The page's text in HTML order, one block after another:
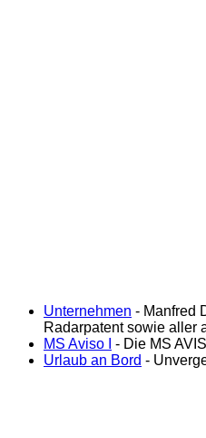
Unternehmen - Manfred
Radarpatent sowie aller
MS Aviso I
- Die MS
Urlaub an Bord -